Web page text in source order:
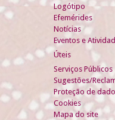
Logótipo
Efemérides
Notícias
Eventos e
Úteis
Serviços Públicos
Sugestões/
Proteção de
Cookies
Mapa do site